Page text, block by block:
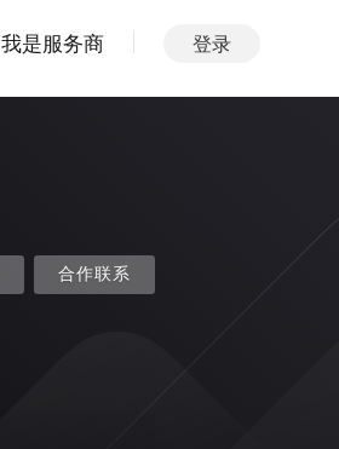
我是服务商 登录
合作联系